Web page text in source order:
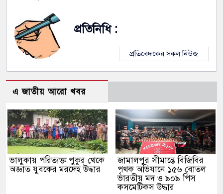
প্রতিনিধি :
প্রতিবেদকের সকল নিউজ
এ জাতীয় আরো খবর
ভালুকায় পরিত্যক্ত পুকুর থেকে
অজ্ঞাত যুবকের মরদেহ উদ্ধার
জামালপুর সীমান্তে বিজিবির
পৃথক অভিযানে ১৫৬ বোতল
ভারতীয় মদ ও ৯০৯ পিস
কসমেটিকস উদ্ধার